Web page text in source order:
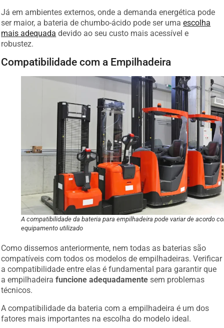
Já em ambientes externos, onde a demanda energética pode
ser maior, a bateria de chumbo-ácido pode ser uma escolha
mais adequada devido ao seu custo mais acessível e
robustez.
Compatibilidade com a Empilhadeira
A compatibilidade da bateria para empilhadeira pode variar de acordo
equipamento utilizado
Como dissemos anteriormente, nem todas as baterias são
compatíveis com todos os modelos de empilhadeiras. Verificar
a compatibilidade entre elas é fundamental para garantir que
a empilhadeirafuncione adequadamente sem problemas
técnicos.
A compatibilidade da bateria com a empilhadeira é um dos
fatores mais importantes na escolha do modelo ideal.